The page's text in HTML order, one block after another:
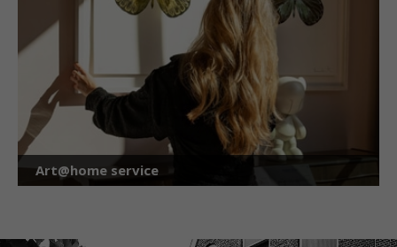
Art@home service